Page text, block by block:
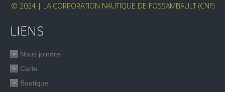
© 2024 | LA CORPORATION NAUTIQUE DE FOSSAMBAULT (CNF)
LIENS
Nous joindre
Carte
Boutique